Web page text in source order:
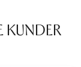
KUNDER